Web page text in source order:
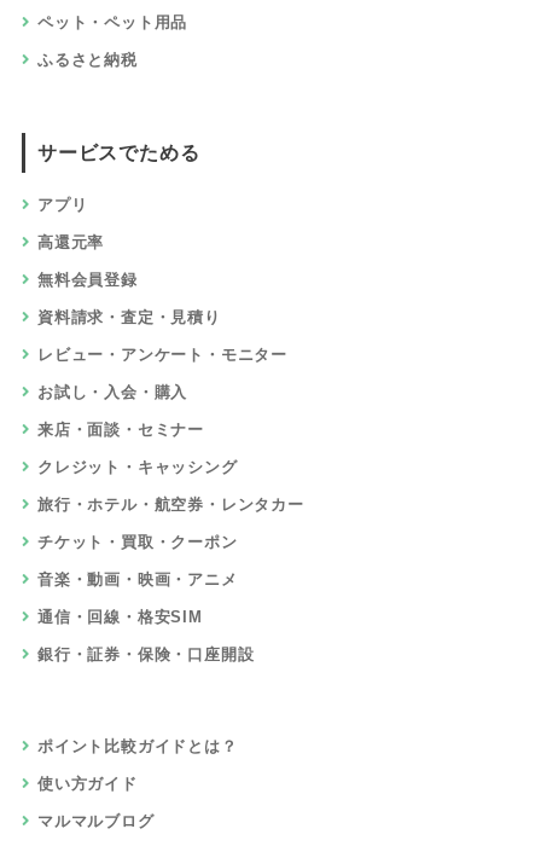
ペット・ペット用品
ふるさと納税
サービスでためる
アプリ
高還元率
無料会員登録
資料請求・査定・見積り
レビュー・アンケート・モニター
お試し・入会・購入
来店・面談・セミナー
クレジット・キャッシング
旅行・ホテル・航空券・レンタカー
チケット・買取・クーポン
音楽・動画・映画・アニメ
通信・回線・格安SIM
銀行・証券・保険・口座開設
ポイント比較ガイドとは？
使い方ガイド
マルマルブログ